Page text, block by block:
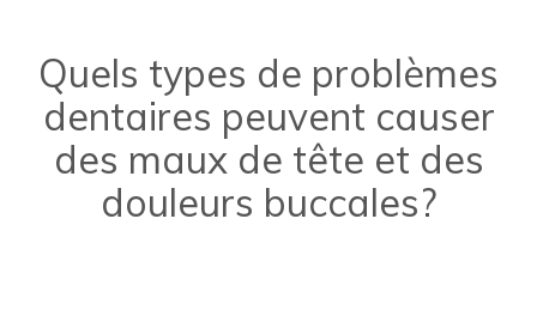
Quels types de problèmes
dentaires peuvent causer
des maux de tête et des
douleurs buccales?